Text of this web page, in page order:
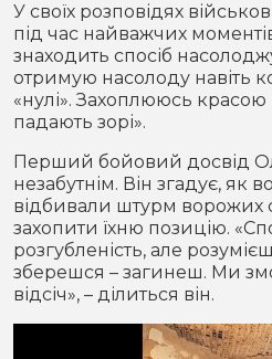
У своїх розповідях
під час найважчих
знаходить спосіб
отримую насолоду навіть
«нулі». Захоплююсь
падають зорі».
Перший бойовий досвід
незабутнім. Він згадує, як
відбивали штурм ворожих
захопити їхню позицію.
розгубленість, але
зберешся – загинеш. Ми
відсіч», – ділиться він.